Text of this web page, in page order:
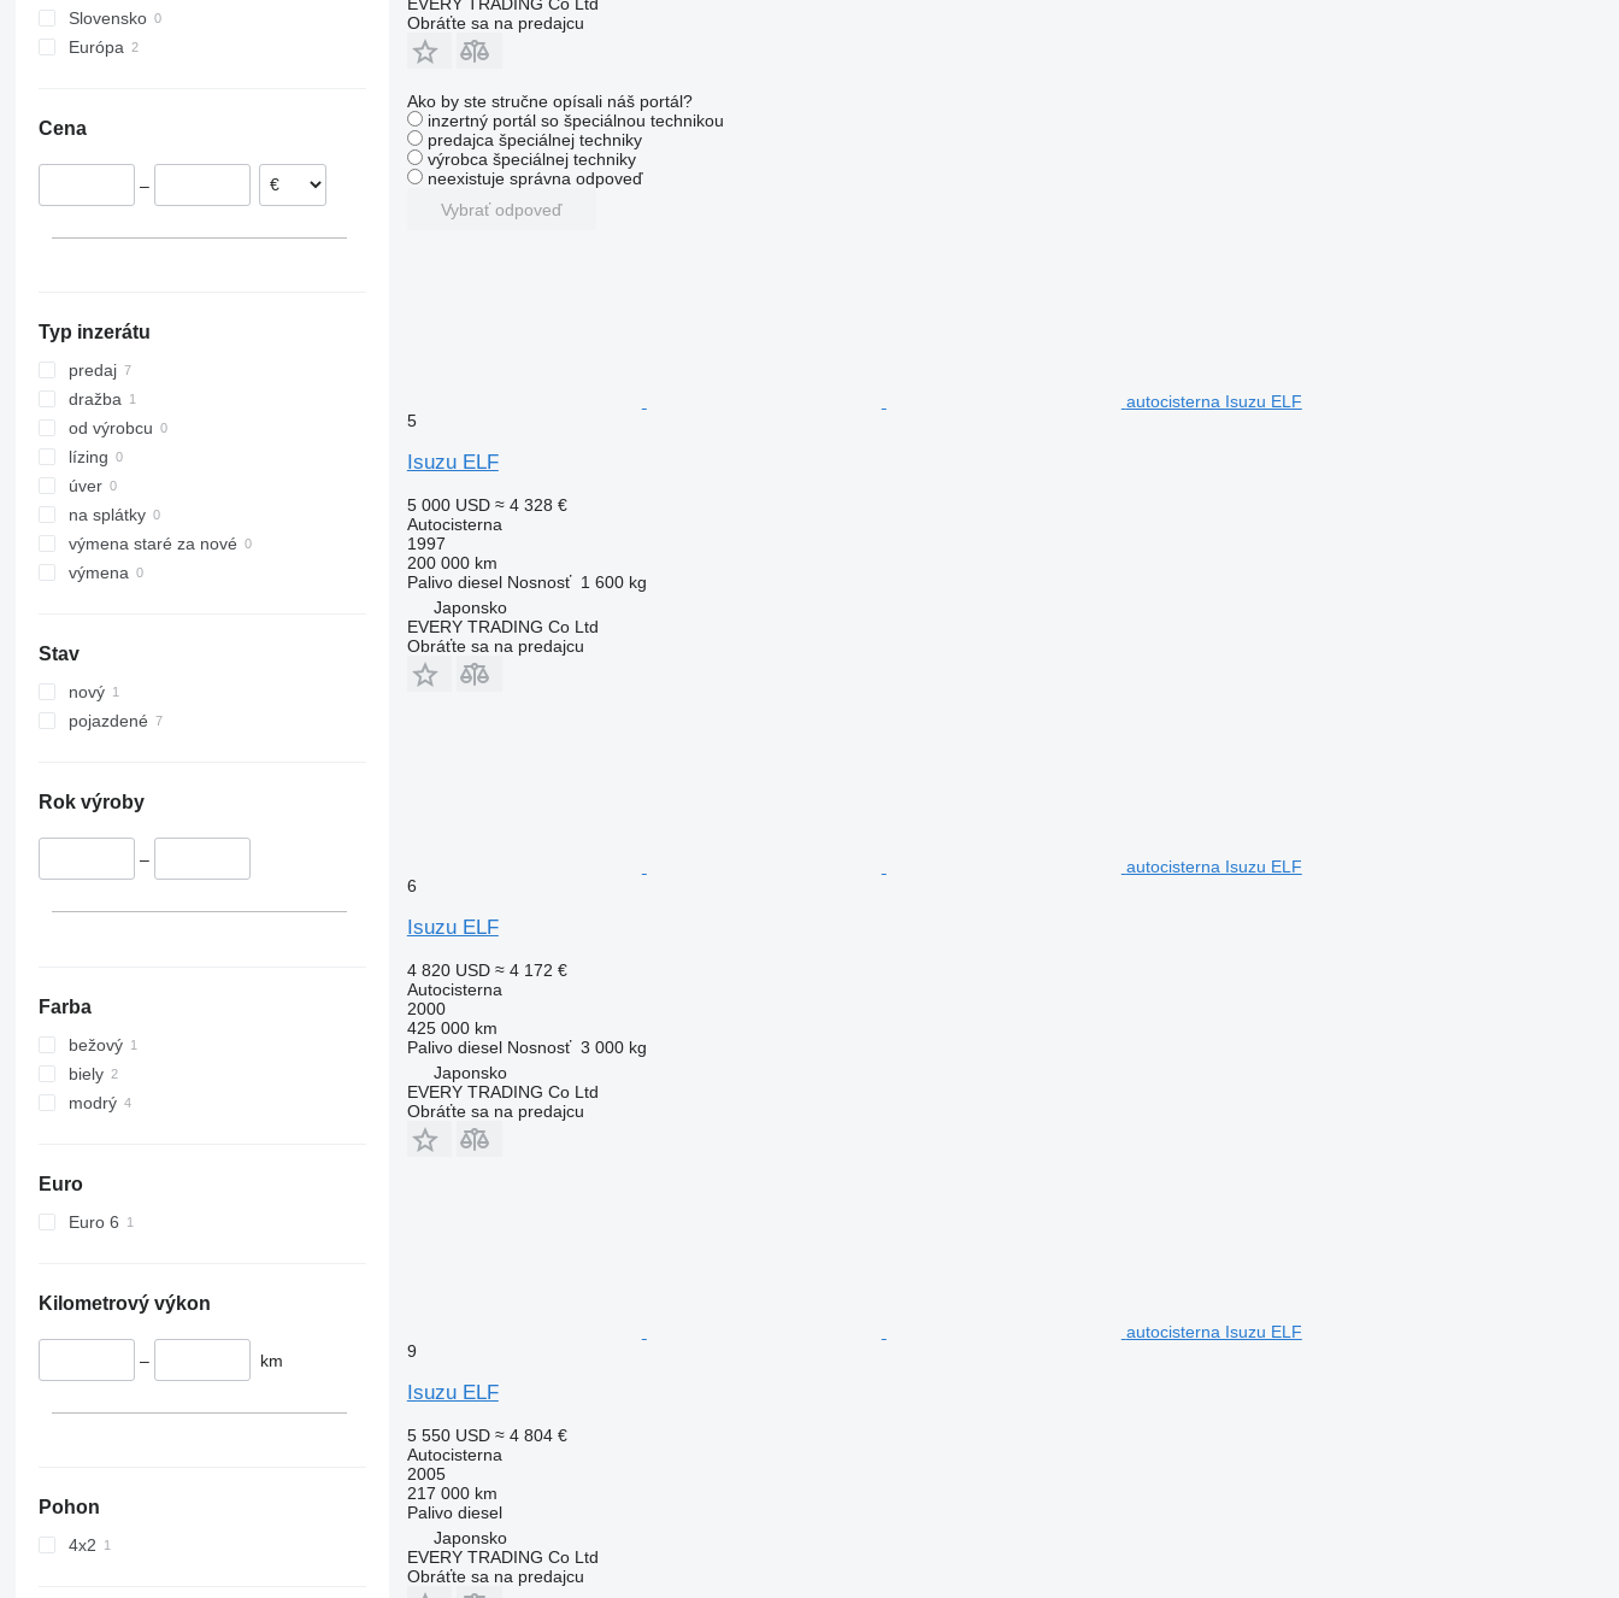
Slovensko
Európa
Cena
–
Typ inzerátu
predaj
dražba
od výrobcu
lízing
úver
na splátky
výmena staré za nové
výmena
Stav
nový
pojazdené
Rok výroby
–
Farba
bežový
biely
modrý
Euro
Euro 6
Kilometrový výkon
– km
Pohon
4x2
Obráťte sa na predajcu
Ako by ste stručne opísali náš portál?
inzertný portál so špeciálnou technikou
predajca špeciálnej techniky
výrobca špeciálnej techniky
neexistuje správna odpoveď
Vybrať odpoveď
autocisterna Isuzu ELF
5
Isuzu ELF
5 000 USD ≈ 4 328 €
Autocisterna
1997
200 000 km
Palivo diesel Nosnosť 1 600 kg
Japonsko
EVERY TRADING Co Ltd
Obráťte sa na predajcu
autocisterna Isuzu ELF
6
Isuzu ELF
4 820 USD ≈ 4 172 €
Autocisterna
2000
425 000 km
Palivo diesel Nosnosť 3 000 kg
Japonsko
EVERY TRADING Co Ltd
Obráťte sa na predajcu
autocisterna Isuzu ELF
9
Isuzu ELF
5 550 USD ≈ 4 804 €
Autocisterna
2005
217 000 km
Palivo diesel
Japonsko
EVERY TRADING Co Ltd
Obráťte sa na predajcu